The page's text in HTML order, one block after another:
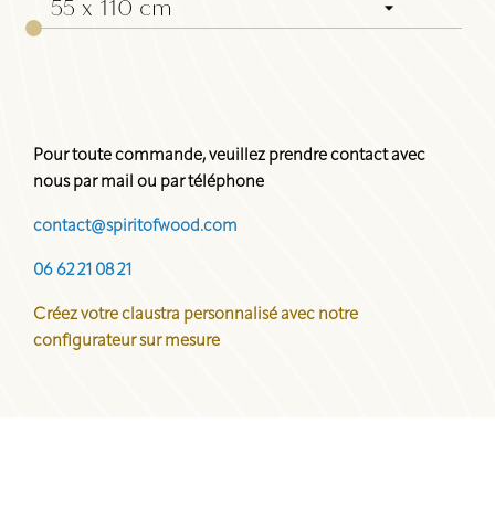
Pour toute commande, veuillez prendre contact avec
nous par mail ou par téléphone
contact@spiritofwood.com
06 62 21 08 21
Créez votre claustra personnalisé avec notre
configurateur sur mesure